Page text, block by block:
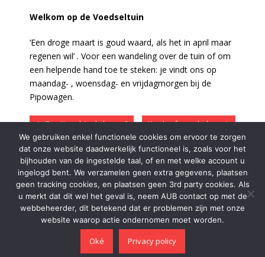
Welkom op de Voedseltuin
‘Een droge maart is goud waard, als het in april maar
regenen wil’ . Voor een wandeling over de tuin of om
een helpende hand toe te steken: je vindt ons op
maandag- , woensdag- en vrijdagmorgen bij de
Pipowagen.
Ben jij vaak in de bonen? Koe heeft gezelschap
DONATIES
Wilt u ons steunen? Stort uw bijdrage op onze rekening:
NL31RABO0306883732 Dank je wel!
We gebruiken enkel functionele cookies om ervoor te zorgen
dat onze website daadwerkelijk functioneel is, zoals voor het
bijhouden van de ingestelde taal, of en met welke account u
ingelogd bent. We verzamelen geen extra gegevens, plaatsen
geen tracking cookies, en plaatsen geen 3rd party cookies. Als
u merkt dat dit wel het geval is, neem AUB contact op met de
webbeheerder, dit betekend dat er problemen zijn met onze
website waarop actie ondernomen moet worden.
Oké Privacy policy